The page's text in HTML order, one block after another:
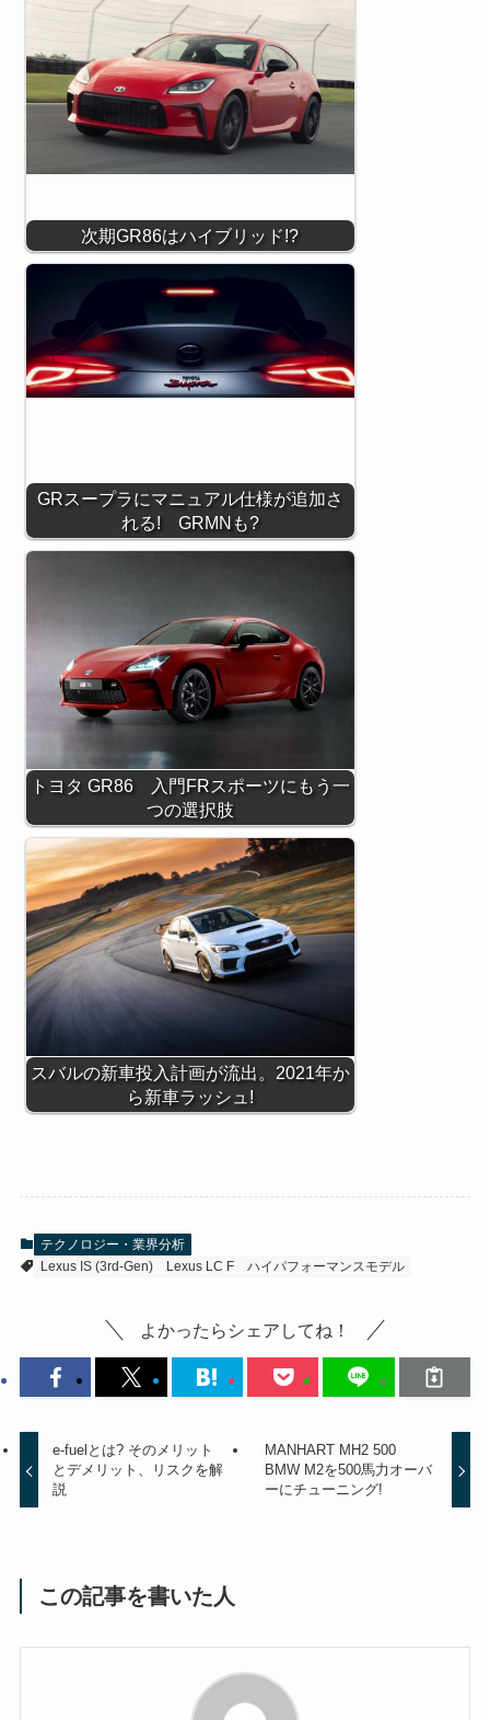
次期GR86はハイブリッド!?
GRスープラにマニュアル仕様が追加さ
れる! GRMNも?
トヨタ GR86 入門FRスポーツにもう一
つの選択肢
スバルの新車投入計画が流出。2021年か
ら新車ラッシュ!
テクノロジー・業界分析
Lexus IS (3rd-Gen)
Lexus LC F ハイパフォーマンスモデル
よかったらシェアしてね！
e-fuelとは? そのメリット
とデメリット、リスクを解
説
MANHART MH2 500
BMW M2を500馬力オーバ
ーにチューニング!
この記事を書いた人